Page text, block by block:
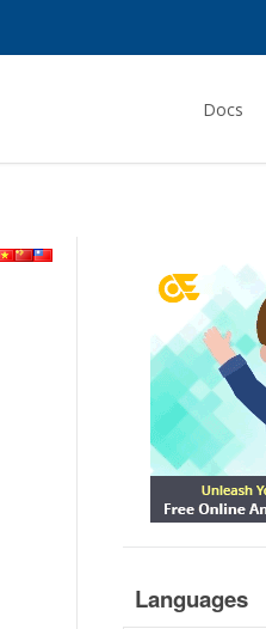
Docs
Languages